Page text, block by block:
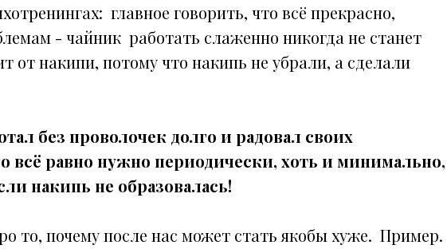
главное говорить, что всё прекрасно,
- чайник работать слаженно никогда не станет
от накипи, потому что накипь не убрали, а сделали
без проволочек долго и радовал своих
всё равно нужно периодически, хоть и минимально,
накипь не образовалась!
то, почему после нас может стать якобы хуже. Пример.